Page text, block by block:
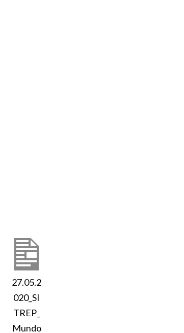
27.05.2
020_SI
TREP_
Mundo